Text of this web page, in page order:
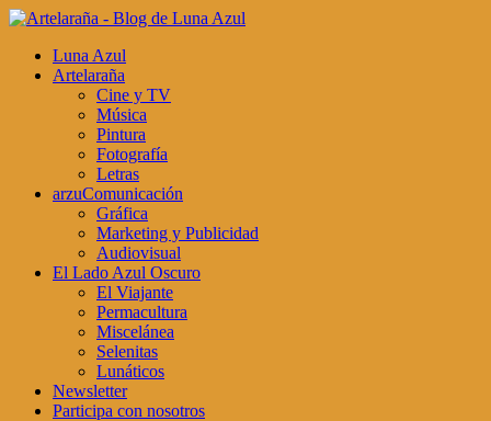
Luna Azul
Artelaraña
Cine y TV
Música
Pintura
Fotografía
Letras
arzuComunicación
Gráfica
Marketing y Publicidad
Audiovisual
El Lado Azul Oscuro
El Viajante
Permacultura
Miscelánea
Selenitas
Lunáticos
Newsletter
Participa con nosotros